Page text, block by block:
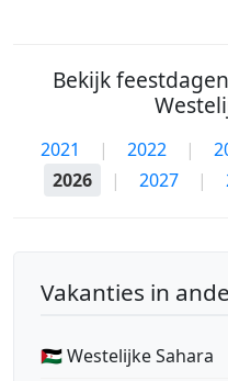
Bekijk
2021 | 2022 |
2026
| 2027 |
Vakanties in
🇪🇭 Westelijke Sahara